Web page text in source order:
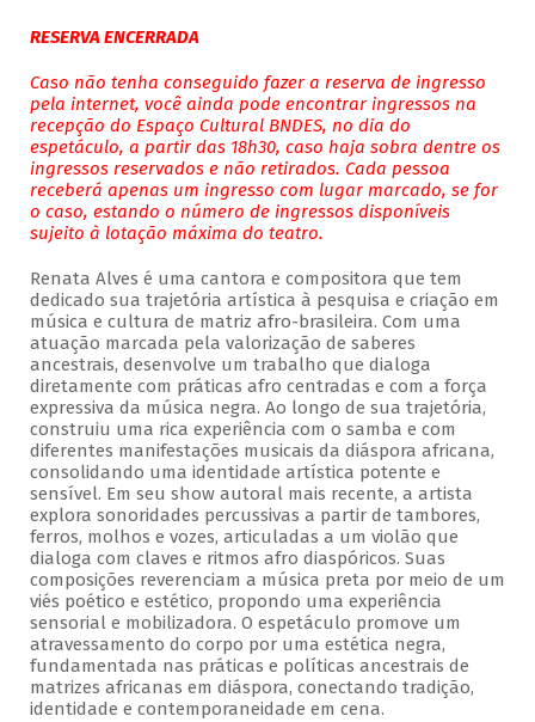
RESERVA ENCERRADA
Caso não tenha conseguido fazer a reserva de ingresso
pela internet, você ainda pode encontrar ingressos na
recepção do Espaço Cultural BNDES, no dia do
espetáculo, a partir das 18h30, caso haja sobra dentre os
ingressos reservados e não retirados. Cada pessoa
receberá apenas um ingresso com lugar marcado, se for
o caso, estando o número de ingressos disponíveis
sujeito à lotação máxima do teatro.
Renata Alves é uma cantora e compositora que tem
dedicado sua trajetória artística à pesquisa e criação em
música e cultura de matriz afro-brasileira. Com uma
atuação marcada pela valorização de saberes
ancestrais, desenvolve um trabalho que dialoga
diretamente com práticas afro centradas e com a força
expressiva da música negra. Ao longo de sua trajetória,
construiu uma rica experiência com o samba e com
diferentes manifestações musicais da diáspora africana,
consolidando uma identidade artística potente e
sensível. Em seu show autoral mais recente, a artista
explora sonoridades percussivas a partir de tambores,
ferros, molhos e vozes, articuladas a um violão que
dialoga com claves e ritmos afro diaspóricos. Suas
composições reverenciam a música preta por meio de um
viés poético e estético, propondo uma experiência
sensorial e mobilizadora. O espetáculo promove um
atravessamento do corpo por uma estética negra,
fundamentada nas práticas e políticas ancestrais de
matrizes africanas em diáspora, conectando tradição,
identidade e contemporaneidade em cena.